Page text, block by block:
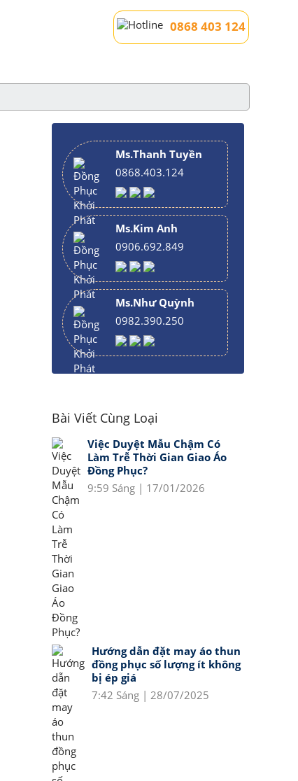
0868 403 124
Ms.Thanh Tuyền
0868.403.124
Ms.Kim Anh
0906.692.849
Ms.Như Quỳnh
0982.390.250
Bài Viết Cùng Loại
Việc Duyệt Mẫu Chậm Có
Làm Trễ Thời Gian Giao Áo
Đồng Phục?
9:59 Sáng | 17/01/2026
Hướng dẫn đặt may áo thun
đồng phục số lượng ít không
bị ép giá
7:42 Sáng | 28/07/2025